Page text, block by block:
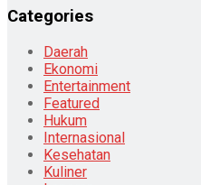
Categories
Daerah
Ekonomi
Entertainment
Featured
Hukum
Internasional
Kesehatan
Kuliner